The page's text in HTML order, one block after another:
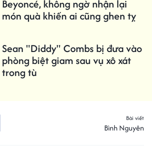
Beyoncé, không ngờ nhận lại
món quà khiến ai cũng ghen tỵ
Sean "Diddy" Combs bị đưa vào
phòng biệt giam sau vụ xô xát
trong tù
Bài viết
Bình Nguyên